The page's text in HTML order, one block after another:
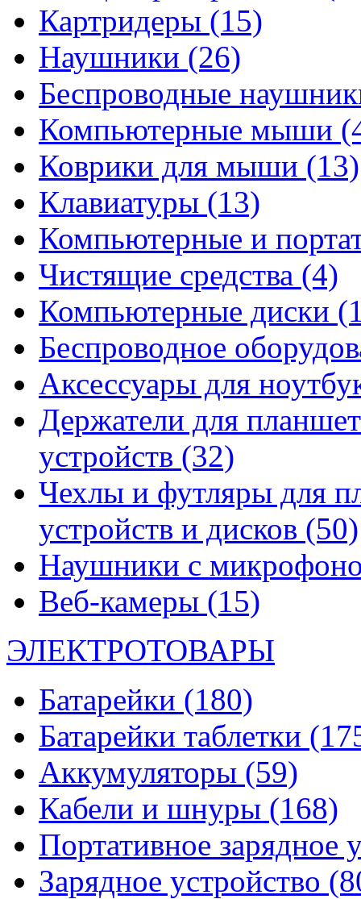
Картридеры (15)
Наушники (26)
Беспроводные
Компьютерные мыши
Коврики для мыши (13)
Клавиатуры (13)
Компьютерные и
Чистящие средства (4)
Компьютерные диски
Беспроводное
Аксессуары для
Держатели для
устройств (32)
Чехлы и футляры для
устройств и дисков (50)
Наушники с
Веб-камеры (15)
ЭЛЕКТРОТОВАРЫ
Батарейки (180)
Батарейки таблетки
Аккумуляторы (59)
Кабели и шнуры (168)
Портативное зарядное
Зарядное устройство